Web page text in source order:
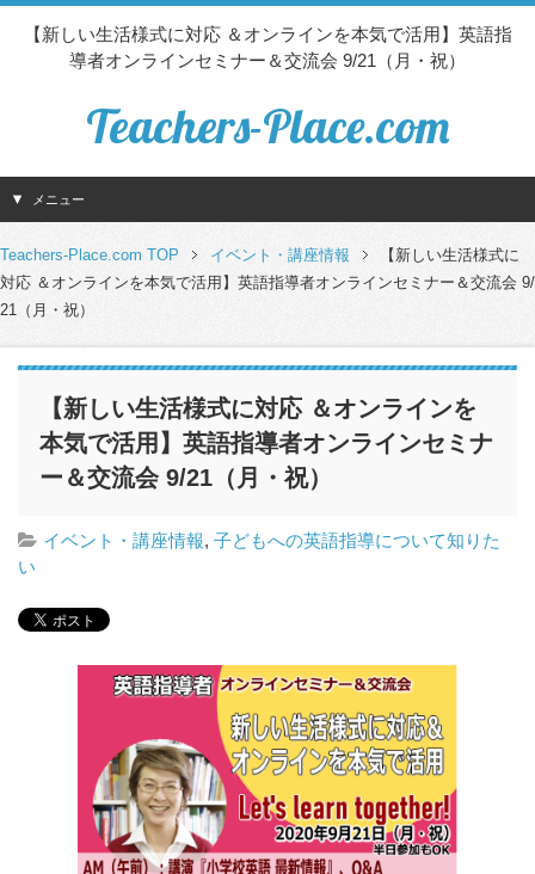
【新しい生活様式に対応 ＆オンラインを本気で活用】英語指
導者オンラインセミナー＆交流会 9/21（月・祝）
Teachers-Place.com
メニュー
Teachers-Place.com TOP イベント・講座情報
【新しい生活様式に
対応 ＆オンラインを本気で活用】英語指導者オンラインセミナー＆交流会 9/
21（月・祝）
【新しい生活様式に対応 ＆オンラインを
本気で活用】英語指導者オンラインセミナ
ー＆交流会 9/21（月・祝）
イベント・講座情報,子どもへの英語指導について知りた
い